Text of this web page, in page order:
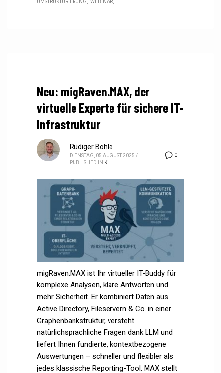
UMSTRUKTURIERUNG
WEBINAR
Neu: migRaven.MAX, der
virtuelle Experte für sichere IT-
Infrastruktur
0
Rüdiger Bohle
DIENSTAG, 05 AUGUST 2025 /
PUBLISHED IN KI
migRaven.MAX ist Ihr virtueller IT-Buddy für
komplexe Analysen, klare Antworten und
mehr Sicherheit. Er kombiniert Daten aus
Active Directory, Fileservern & Co. in einer
Graphenbankstruktur, versteht
natürlichsprachliche Fragen dank LLM und
liefert Ihnen fundierte, kontextbezogene
Auswertungen – schneller und flexibler als
jedes klassische Reporting-Tool. MAX stellt